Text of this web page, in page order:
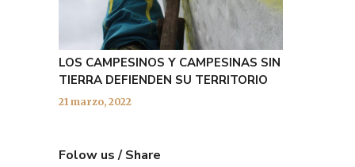
LOS CAMPESINOS Y CAMPESINAS SIN
TIERRA DEFIENDEN SU TERRITORIO
21 marzo, 2022
Folow us / Share